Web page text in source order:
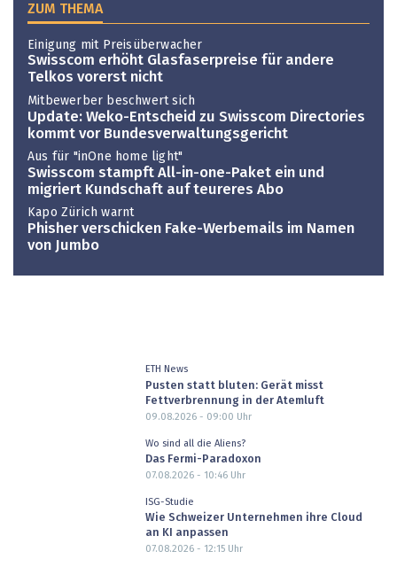
ZUM THEMA
Einigung mit Preisüberwacher
Swisscom erhöht Glasfaserpreise für andere
Telkos vorerst nicht
Mitbewerber beschwert sich
Update: Weko-Entscheid zu Swisscom Directories
kommt vor Bundesverwaltungsgericht
Aus für "inOne home light"
Swisscom stampft All-in-one-Paket ein und
migriert Kundschaft auf teureres Abo
Kapo Zürich warnt
Phisher verschicken Fake-Werbemails im Namen
von Jumbo
ETH News
Pusten statt bluten: Gerät misst
Fettverbrennung in der Atemluft
09.08.2026 - 09:00 Uhr
Wo sind all die Aliens?
Das Fermi-Paradoxon
07.08.2026 - 10:46Uhr
ISG-Studie
Wie Schweizer Unternehmen ihre Cloud
an KI anpassen
07.08.2026 - 12:15Uhr